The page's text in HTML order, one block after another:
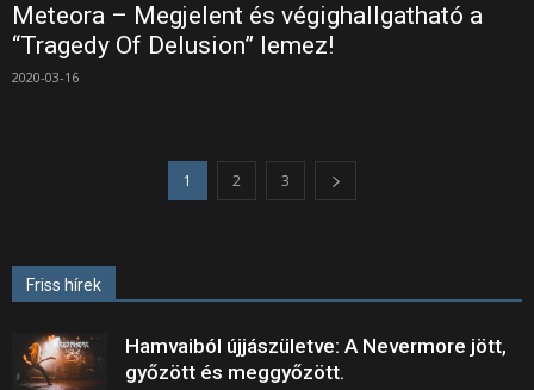
Meteora – Megjelent és végighallgatható a
“Tragedy Of Delusion” lemez!
2020-03-16
1 2 3
Friss hírek
Hamvaiból újjászületve: A Nevermore jött,
győzött és meggyőzött.